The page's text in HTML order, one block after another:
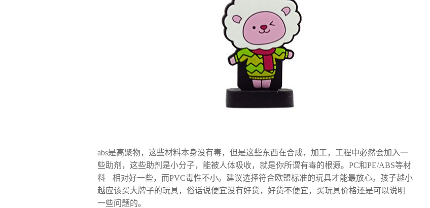
abs是高聚物，这些材料本身没有毒，但是这些东西在合成，加工，工程中必然会加入一
些助剂，这些助剂是小分子，能被人体吸收，就是你所谓有毒的根源。PC和PE/ABS等材
料 相对好一些，而PVC毒性不小。建议选择符合欧盟标准的玩具才能最放心。孩子越小
越应该买大牌子的玩具，俗话说便宜没有好货，好货不便宜，买玩具价格还是可以说明
一些问题的。